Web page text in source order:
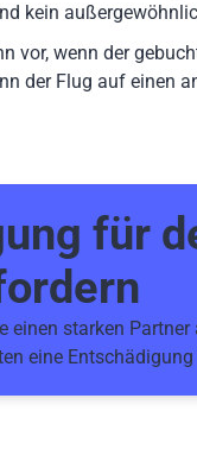
kein
vor, wenn der
der Flug auf einen
für
einen starken
eine